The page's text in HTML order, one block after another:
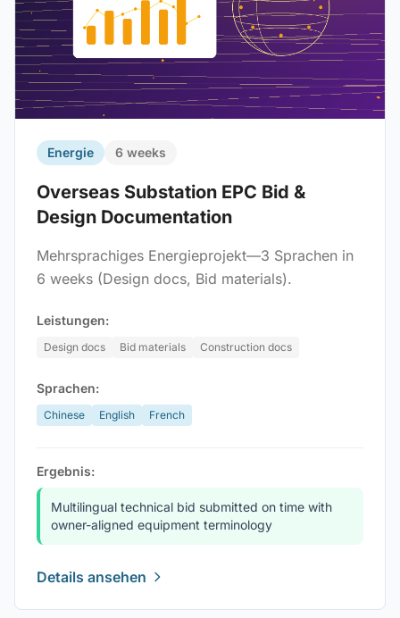
Energie 6 weeks
Overseas Substation EPC Bid &
Design Documentation
Mehrsprachiges Energieprojekt—3 Sprachen in
6 weeks (Design docs, Bid materials).
Leistungen:
Design docs Bid materials Construction docs
Sprachen:
Chinese English French
Ergebnis:
Multilingual technical bid submitted on time with
owner-aligned equipment terminology
Details ansehen